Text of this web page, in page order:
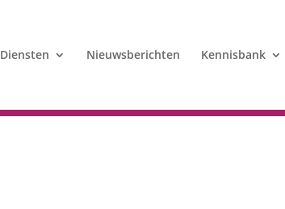
Diensten Nieuwsberichten Kennisbank